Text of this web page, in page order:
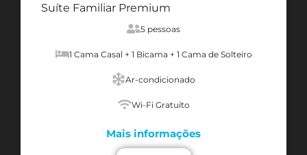
Suíte Familiar Premium
5 pessoas
1 Cama Casal + 1 Bicama + 1 Cama de Solteiro
Ar-condicionado
Wi-Fi Gratuíto
Mais informações